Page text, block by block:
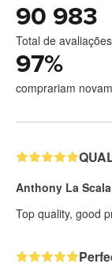
90 983
Total de avaliações
97%
comprariam
Anthony La Scala
Top quality, good